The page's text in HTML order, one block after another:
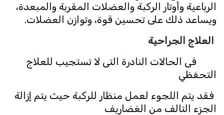
الرباعية وأوتار الركبة والعضلات المقربة والمبعدة،
ويساعد ذلك على تحسين قوة، وتوازن العضلات.
العلاج الجراحية
فى الحالات النادرة التى لا تستجيب للعلاج
التحفظي
فقد يتم اللجوء لعمل منظار للركبة حيث يتم إزالة
الجزء التالف من الغضاريف